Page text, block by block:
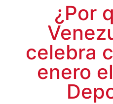
¿Por
celebra
enero